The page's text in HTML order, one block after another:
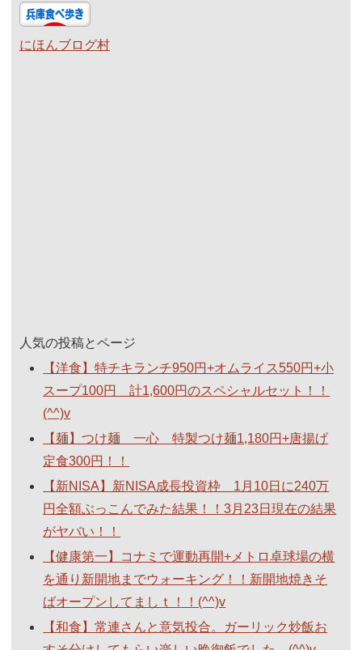
にほんブログ村
人気の投稿とページ
【洋食】特チキランチ950円+オムライス550円+小
スープ100円 計1,600円のスペシャルセット！！
(^^)v
【麺】つけ麺 一心 特製つけ麺1,180円+唐揚げ
定食300円！！
【新NISA】新NISA成長投資枠 1月10日に240万
円全額ぶっこんでみた結果！！3月23日現在の結果
がヤバい！！
【健康第一】コナミで運動再開+メトロ卓球場の横
を通り新開地までウォーキング！！新開地焼きそ
ばオープンしてましｔ！！(^^)v
【和食】常連さんと意気投合。ガーリック炒飯お